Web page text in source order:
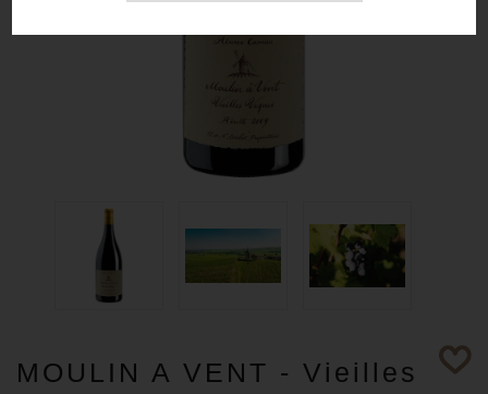
MOULIN A VENT - Vieilles